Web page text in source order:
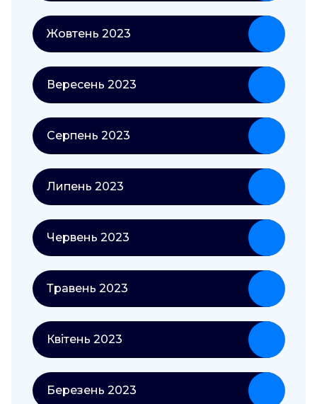
Жовтень 2023
Вересень 2023
Серпень 2023
Липень 2023
Червень 2023
Травень 2023
Квітень 2023
Березень 2023